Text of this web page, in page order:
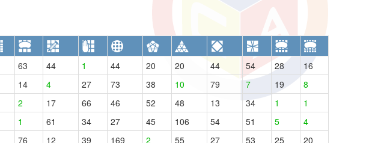
63 44 1 44 20 20 44 54 28
16
14 4 27 73 38 10 79 7 19
8
2 17 66 46 52 48 13 34 1
1
1 61 34 27 45 106 54 51 5
4
76 12 39 169 2 55 27 53 25
20